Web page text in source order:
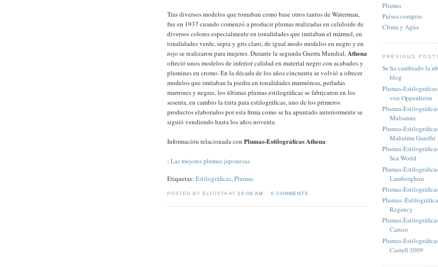
Tras diversos modelos que tomaban como base otros tantos de Waterman,
fue en 1937 cuando comenzó a producir plumas realizadas en celuloide de
diversos colores especialmente en tonalidades que imitaban el mármol, en
tonalidades verde, sepia y gris claro, de igual modo modelos en negro y en
rojo se realizaron para mujeres. Durante la segunda Guerra Mundial,Athena
ofreció unos modelos de inferior calidad en material negro con acabados y
plumines en cromo. En la década de los años cincuenta se volvió a ofrecer
modelos que imitaban la piedra en tonalidades marmóreas, perladas
marrones y negras, los últimas plumas estilográficas se fabricaron en los
sesenta, en cambio la tinta para estilográficas, uno de los primeros
productos elaborados por esta firma como se ha apuntado anteriormente se
siguió vendiendo hasta los años noventa.
Información relacionada con Plumas-Estilográficas Athena:
-Las mejores plumas japonesas
Etiquetas: Estilográficas,Plumas
POSTED BY ELITISTA AT 10:08 AM 0 COMMENTS
Plumas
Paí­ses-compras
Clima y Agua
PREVIOUS
Se ha cambiado la
blog
Plumas-
von Oppenheim
Plumas-
Mulsanne
Plumas-
Mahatma Gandhi
Plumas-
Sea World
Plumas-
Lamborghini
Plumas-
Regency
Plumas-
Caruso
Plumas-
Castell 2009